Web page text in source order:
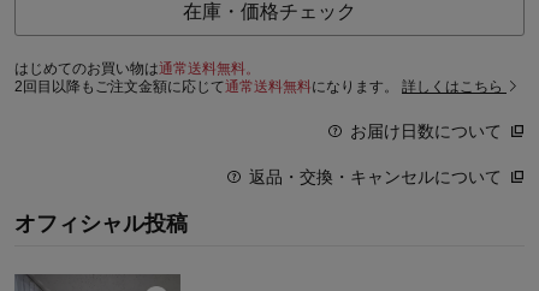
在庫・価格チェック
はじめてのお買い物は通常送料無料。
2回目以降もご注文金額に応じて通常送料無料になります。 詳しくはこちら
お届け日数について
返品・交換・キャンセルについて
オフィシャル投稿